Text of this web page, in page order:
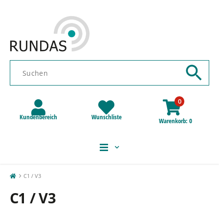
Kundenbereich Wunschliste
0
Warenkorb 0
C1 / V3
C1 / V3